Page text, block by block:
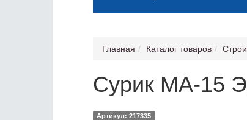
Главная Каталог товаров
Сурик МА-15
Артикул: 217335